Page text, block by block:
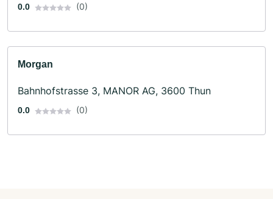
0.0 (0)
Morgan
Bahnhofstrasse 3, MANOR AG, 3600 Thun
0.0 (0)